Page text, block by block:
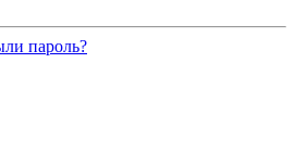
пароль?